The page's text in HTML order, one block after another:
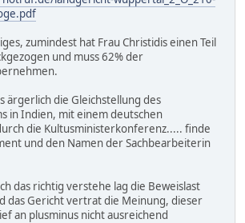
zumindest hat Frau Christidis einen Teil
und muss 62% der
ärgerlich die Gleichstellung des
in Indien, mit einem deutschen
die Kultusministerkonferenz..... finde
und den Namen der Sachbearbeiterin
das richtig verstehe lag die Beweislast
das Gericht vertrat die Meinung, dieser
an plusminus nicht ausreichend